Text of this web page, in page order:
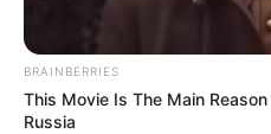
BRAINBERRIES
This Movie Is The Main
Russia